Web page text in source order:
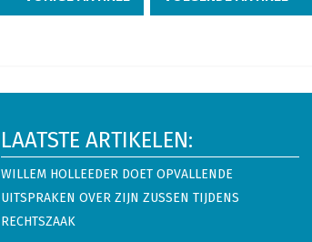
LAATSTE ARTIKELEN:
WILLEM HOLLEEDER DOET OPVALLENDE
UITSPRAKEN OVER ZIJN ZUSSEN TIJDENS
RECHTSZAAK